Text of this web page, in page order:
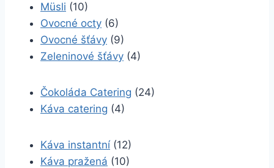
Müsli (10)
Ovocné octy (6)
Ovocné šťávy (9)
Zeleninové šťávy (4)
Čokoláda Catering (24)
Káva catering (4)
Káva instantní (12)
Káva pražená (10)